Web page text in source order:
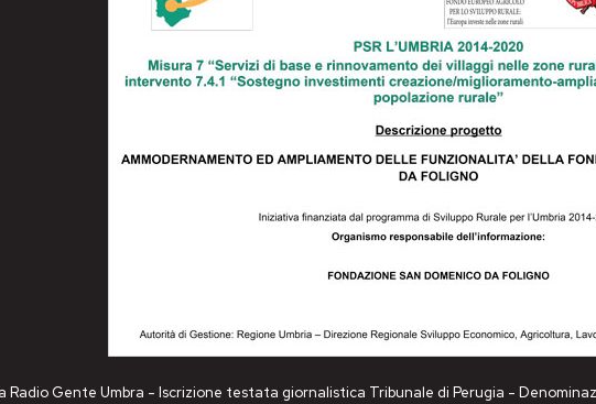
Gente Umbra - Iscrizione testata giornalistica Tribunale di Perugia -